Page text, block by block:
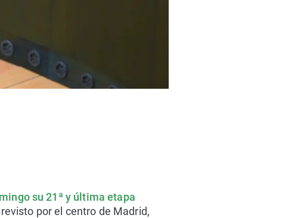
su 21ª y última etapa
por el centro de Madrid,